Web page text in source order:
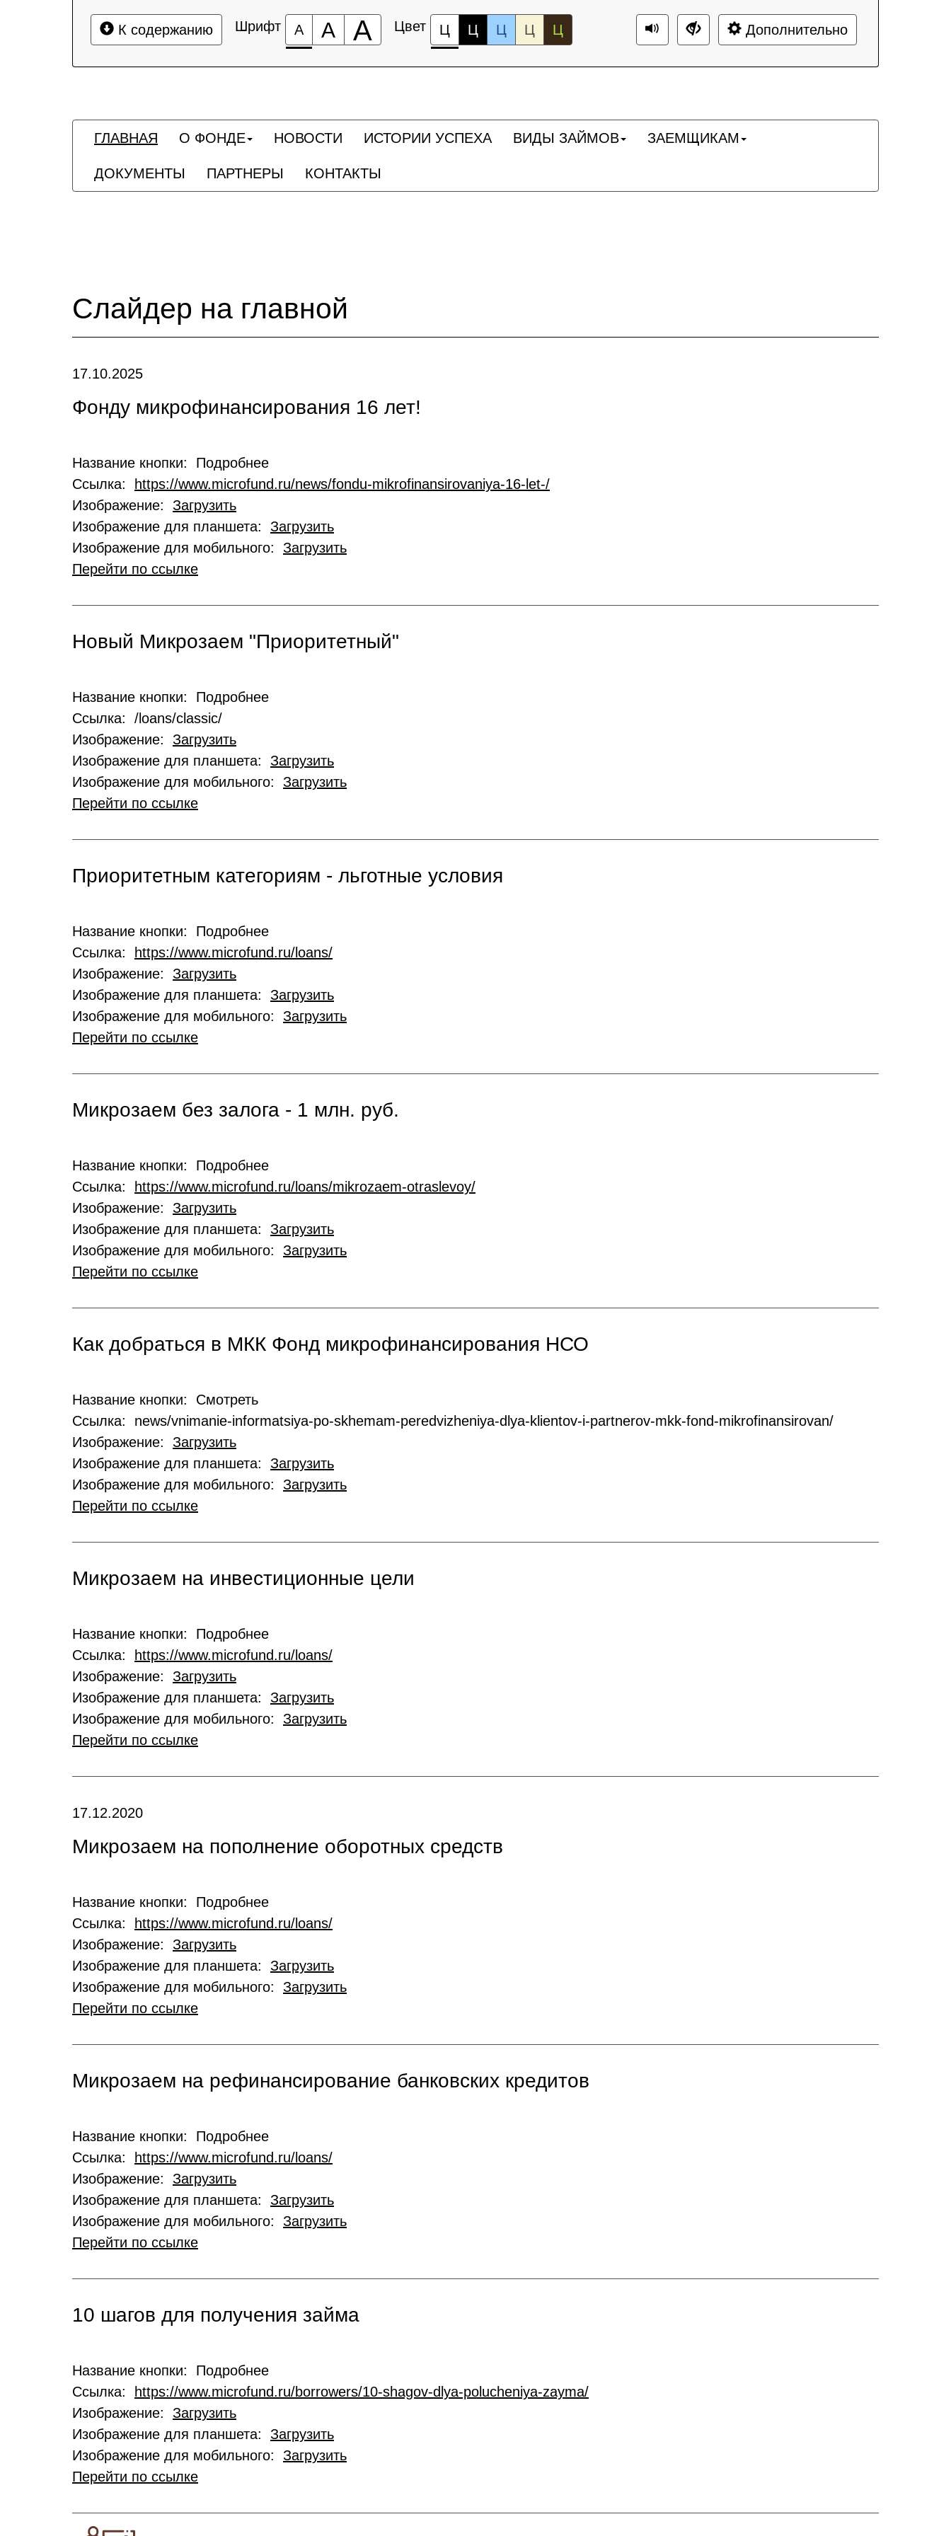
К содержанию Шрифт А А А Цвет Ц Ц Ц Ц Ц Дополнительно
ГЛАВНАЯ О ФОНДЕ НОВОСТИ ИСТОРИИ УСПЕХА ВИДЫ ЗАЙМОВ ЗАЕМЩИКАМ
ДОКУМЕНТЫ ПАРТНЕРЫ КОНТАКТЫ
Слайдер на главной
17.10.2025
Фонду микрофинансирования 16 лет!
Название кнопки: Подробнее
Ссылка:
https://www.microfund.ru/news/fondu-mikrofinansirovaniya-16-let-/
Изображение: Загрузить
Изображение для планшета: Загрузить
Изображение для мобильного: Загрузить
Перейти по ссылке
Новый Микрозаем "Приоритетный"
Название кнопки: Подробнее
Ссылка: /loans/classic/
Изображение: Загрузить
Изображение для планшета: Загрузить
Изображение для мобильного: Загрузить
Перейти по ссылке
Приоритетным категориям - льготные условия
Название кнопки: Подробнее
Ссылка:
https://www.microfund.ru/loans/
Изображение: Загрузить
Изображение для планшета: Загрузить
Изображение для мобильного: Загрузить
Перейти по ссылке
Микрозаем без залога - 1 млн. руб.
Название кнопки: Подробнее
Ссылка:
https://www.microfund.ru/loans/mikrozaem-otraslevoy/
Изображение: Загрузить
Изображение для планшета: Загрузить
Изображение для мобильного: Загрузить
Перейти по ссылке
Как добраться в МКК Фонд микрофинансирования НСО
Название кнопки: Смотреть
Ссылка: news/vnimanie-informatsiya-po-skhemam-peredvizheniya-dlya-klientov-i-partnerov-mkk-fond-mikrofinansirovan/
Изображение: Загрузить
Изображение для планшета: Загрузить
Изображение для мобильного: Загрузить
Перейти по ссылке
Микрозаем на инвестиционные цели
Название кнопки: Подробнее
Ссылка:
https://www.microfund.ru/loans/
Изображение: Загрузить
Изображение для планшета: Загрузить
Изображение для мобильного: Загрузить
Перейти по ссылке
17.12.2020
Микрозаем на пополнение оборотных средств
Название кнопки: Подробнее
Ссылка:
https://www.microfund.ru/loans/
Изображение: Загрузить
Изображение для планшета: Загрузить
Изображение для мобильного: Загрузить
Перейти по ссылке
Микрозаем на рефинансирование банковских кредитов
Название кнопки: Подробнее
Ссылка:
https://www.microfund.ru/loans/
Изображение: Загрузить
Изображение для планшета: Загрузить
Изображение для мобильного: Загрузить
Перейти по ссылке
10 шагов для получения займа
Название кнопки: Подробнее
Ссылка:
https://www.microfund.ru/borrowers/10-shagov-dlya-polucheniya-zayma/
Изображение: Загрузить
Изображение для планшета: Загрузить
Изображение для мобильного: Загрузить
Перейти по ссылке